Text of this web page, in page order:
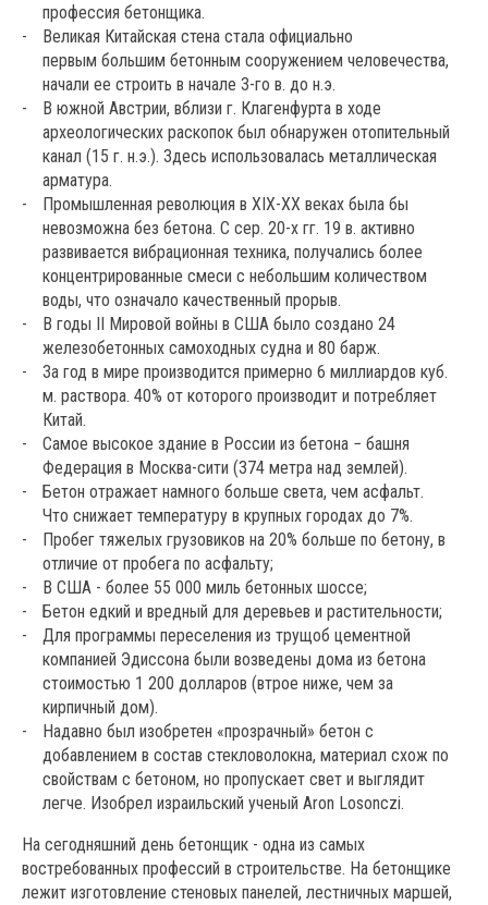
профессия бетонщика.
Великая Китайская стена стала официально
первым большим бетонным сооружением человечества,
начали ее строить в начале 3-го в. до н.э.
В южной Австрии, вблизи г. Клагенфурта в ходе
археологических раскопок был обнаруженотопительный
канал (15 г. н.э.). Здесь использовалась металлическая
арматура.
Промышленная революция в XIX-XX веках была бы
невозможна без бетона. С сер. 20-х гг. 19 в. активно
развивается вибрационная техника, получались более
концентрированные смеси с небольшим количеством
воды, что означало качественный прорыв.
В годы II Мировой войны в США было создано 24
железобетонных самоходных судна и 80 барж.
За год в мире производится примерно 6 миллиардов куб.
м. раствора. 40% от которого производит и потребляет
Китай.
Самое высокое здание в России из бетона − башня
Федерация в Москва-сити (374 метра над землей).
Бетон отражает намного больше света, чем асфальт.
Чтоснижает температуру в крупных городах до 7%.
Пробег тяжелых грузовиков на 20% больше по бетону, в
отличие от пробега по асфальту;
В США - более 55 000 миль бетонных шоссе;
Бетон едкий и вредный для деревьев и растительности;
Для программы переселения из трущоб цементной
компанией Эдиссона были возведены дома из бетона
стоимостью 1 200 долларов (втрое ниже, чем за
кирпичный дом).
Надавно был изобретен «прозрачный» бетон с
добавлением в состав стекловолокна, материал схож по
свойствам с бетоном, но пропускает свет и выглядит
легче. Изобрел израильский ученый Aron Losonczi.
На сегодняшний день бетонщик - одна из самых
востребованных профессий в строительстве. На бетонщике
лежит изготовление стеновых панелей, лестничных маршей,